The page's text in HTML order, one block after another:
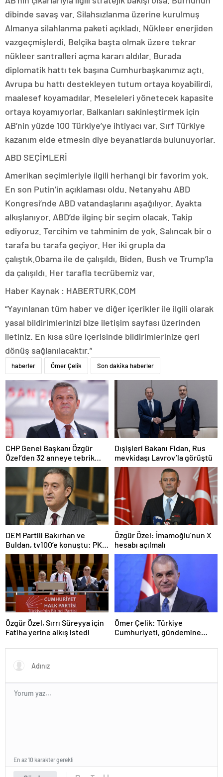
dibinde savaş var. Silahsızlanma üzerine kurulmuş
Almanya silahlanma paketi açıkladı. Nükleer enerjiden
vazgeçmişlerdi, Belçika başta olmak üzere tekrar
nükleer santralleri açma kararı aldılar. Burada
diplomatik hattı tek başına Cumhurbaşkanımız açtı.
Avrupa bu hattı destekleyen tutum ortaya koyabilirdi,
maalesef koyamadılar. Meseleleri yönetecek kapasite
ortaya koyamıyorlar. Balkanları sakinleştirmek için
AB’nin yüzde 100 Türkiye’ye ihtiyacı var. Sırf Türkiye
kazanım elde etmesin diye beyanatlarda bulunuyorlar.
ABD SEÇİMLERİ
Amerikan seçimleriyle ilgili herhangi bir favorim yok.
En son Putin’in açıklaması oldu. Netanyahu ABD
Kongresi’nde ABD vatandaşlarını aşağılıyor. Ayakta
alkışlanıyor. ABD’de ilginç bir seçim olacak. Takip
ediyoruz. Tercihim ve tahminim de yok. Salıncak bir o
tarafa bu tarafa geçiyor. Her iki grupla da
çalıştık.Obama ile de çalışıldı, Biden, Bush ve Trump’la
da çalışıldı. Her tarafla tecrübemiz var.
Haber Kaynak : HABERTURK.COM
“Yayınlanan tüm haber ve diğer içerikler ile ilgili olarak
yasal bildirimlerinizi bize iletişim sayfası üzerinden
iletiniz. En kısa süre içerisinde bildirimlerinize geri
dönüş sağlanılacaktır.”
haberler Ömer Çelik Son dakika haberler
CHP Genel Başkanı Özgür
Özel’den 32 anneye tebrik
telefonu
Dışişleri Bakanı Fidan, Rus
mevkidaşı Lavrov’la görüştü
DEM Partili Bakırhan ve
Buldan, tv100’e konuştu: PKK
ne zaman kendini feshedecek
Özgür Özel: İmamoğlu’nun X
hesabı açılmalı
Özgür Özel, Sırrı Süreyya için
Fatiha yerine alkış istedi
Ömer Çelik: Türkiye
Cumhuriyeti, gündemine
En az 10 karakter gerekli